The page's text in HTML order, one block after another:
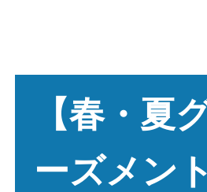
【春・夏
ーズメン